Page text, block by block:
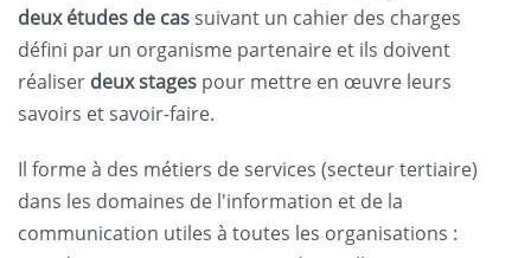
deux études de cassuivant un cahier des charges
défini par un organisme partenaire et ils doivent
réaliser deux stages pour mettre en œuvre leurs
savoirs et savoir-faire.
Il forme à des métiers de services (secteur tertiaire)
dans les domaines de l'information et de la
communication utiles à toutes les organisations :